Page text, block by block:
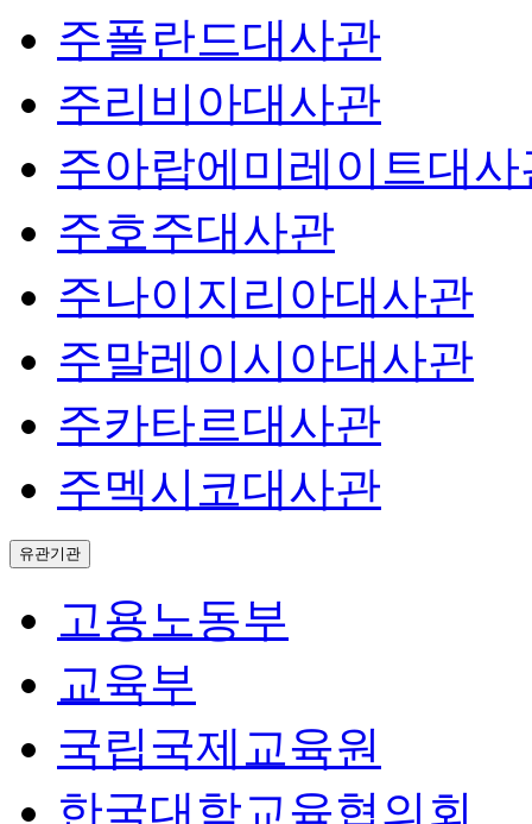
주폴란드대사관
주리비아대사관
주아랍에미레이트대사
주호주대사관
주나이지리아대사관
주말레이시아대사관
주카타르대사관
주멕시코대사관
유관기관
고용노동부
교육부
국립국제교육원
한국대학교육협의회